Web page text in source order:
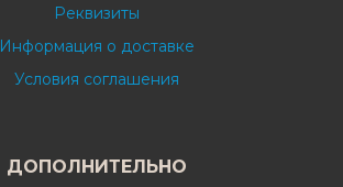
Реквизиты
Информация о доставке
Условия соглашения
ДОПОЛНИТЕЛЬНО